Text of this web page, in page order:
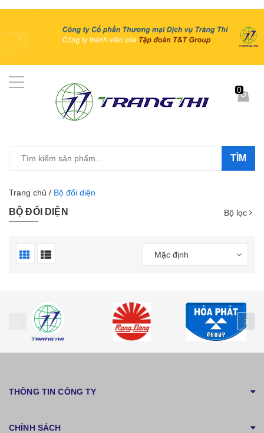
TÌM
0
Trang chủ / Bộ đổi diện
BỘ ĐỔI DIỆN Bộ lọc
Mặc định
prev
THÔNG TIN CÔNG TY
CHÍNH SÁCH